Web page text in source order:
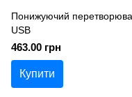
Понижуючий
USB
463.00 грн
Купити